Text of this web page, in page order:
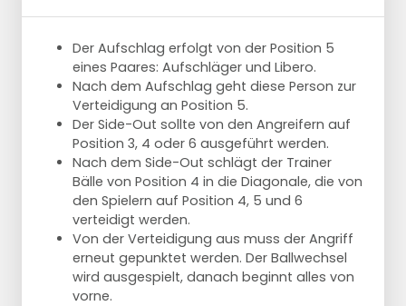
Der Aufschlag erfolgt von der Position 5
eines Paares: Aufschläger und Libero.
Nach dem Aufschlag geht diese Person zur
Verteidigung an Position 5.
Der Side-Out sollte von den Angreifern auf
Position 3, 4 oder 6 ausgeführt werden.
Nach dem Side-Out schlägt der Trainer
Bälle von Position 4 in die Diagonale, die von
den Spielern auf Position 4, 5 und 6
verteidigt werden.
Von der Verteidigung aus muss der Angriff
erneut gepunktet werden. Der Ballwechsel
wird ausgespielt, danach beginnt alles von
vorne.